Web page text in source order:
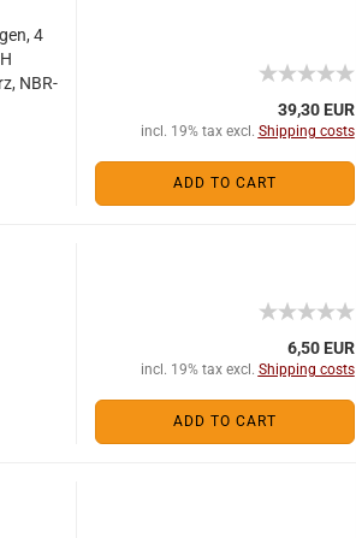
4
NBR-
39,30 EUR
incl. 19% tax excl. Shipping costs
ADD TO CART
6,50 EUR
incl. 19% tax excl. Shipping costs
ADD TO CART